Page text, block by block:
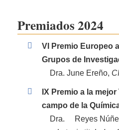
Premiados 2024
VI Premio Europeo
Grupos de
Dra. June Ereño,
IX Premio a la
campo de la
Dra.
Reyes